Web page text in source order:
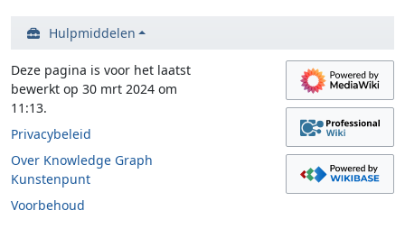
Hulpmiddelen
Deze pagina is voor het laatst
bewerkt op 30 mrt 2024 om
11:13.
Privacybeleid
Over Knowledge Graph
Kunstenpunt
Voorbehoud